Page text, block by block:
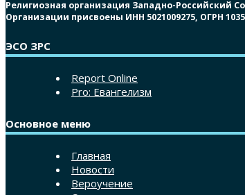
Религиозная организация Западно-Российский
Организации присвоены ИНН 5021009275, ОГРН
ЭСО ЗРС
Report Online
Pro: Евангелизм
Основное меню
Главная
Новости
Вероучение